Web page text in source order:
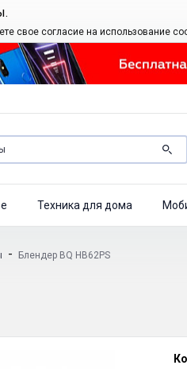
свое согласие на использование
Техника для дома
- Блендер BQ HB62PS